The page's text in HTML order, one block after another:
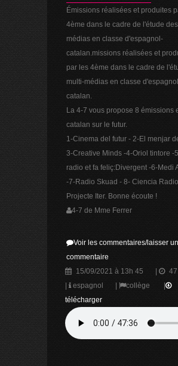
Émissions réalisées et produites
4ème dans le cadre de l'étude
médias en classe d'espagnol-
catalan.missions réalisées et
par les 4ème dans le cadre de
multi-médias en classe
catalan.
La 4-7 vous propose 8 émissions
catalan sur le futur.
1-Cinema del futur - 2-El menjar
3-Creative Minds -4-Oriol tintore -
radio et fa feliç:Divergent -6-Medi
-7-Radio Skuad - 8- Ciencia
Projecte Iter. Bonne écoute !
4-7 de Mme Ferrer
Voir les commentaires/laisser un
commentaire
15/09/2021 à 13h 45
espagnol collège
télécharger